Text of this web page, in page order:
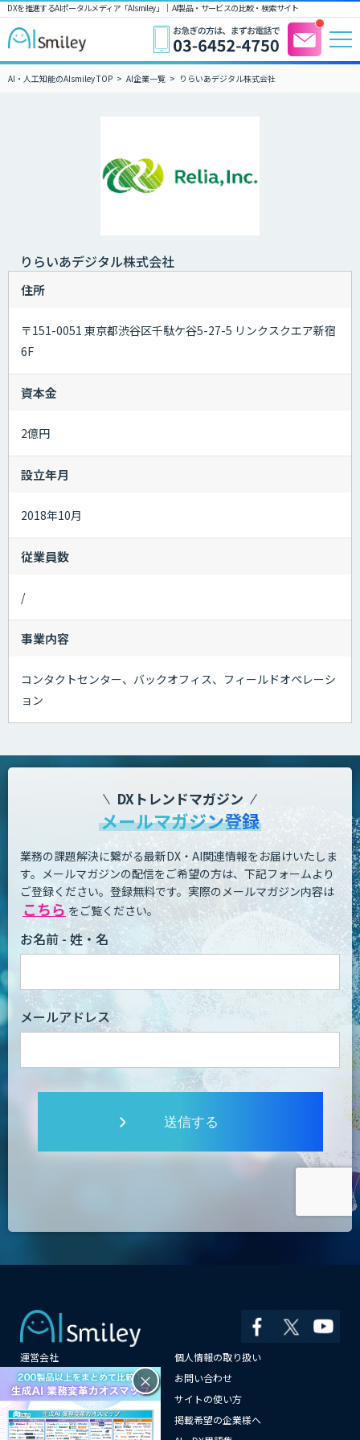
DXを推進するAIポータルメディア「AIsmiley」｜ AI製品・サービスの比較・検索サイト
AI・人工知能のAIsmiley TOP AI企業一覧 りらいあデジタル株式会社
りらいあデジタル株式会社
住所
〒151-0051 東京都渋谷区千駄ケ谷5-27-5 リンクスクエア新宿
6F
資本金
2億円
設立年月
2018年10月
従業員数
/
事業内容
コンタクトセンター、バックオフィス、フィールドオペレーシ
ョン
DXトレンドマガジン
メールマガジン登録
業務の課題解決に繋がる最新DX・AI関連情報をお届けいたしま
す。 メールマガジンの配信をご希望の方は、下記フォームより
ご登録ください。登録無料です。 実際のメールマガジン内容は
こちら をご覧ください。
お名前 - 姓・名
メールアドレス
送信する
運営会社
個人情報の取り扱い
よくある質問
お問い合わせ
メールマガジン登録
サイトの使い方
情報提供はこちらから
掲載希望の企業様へ
×